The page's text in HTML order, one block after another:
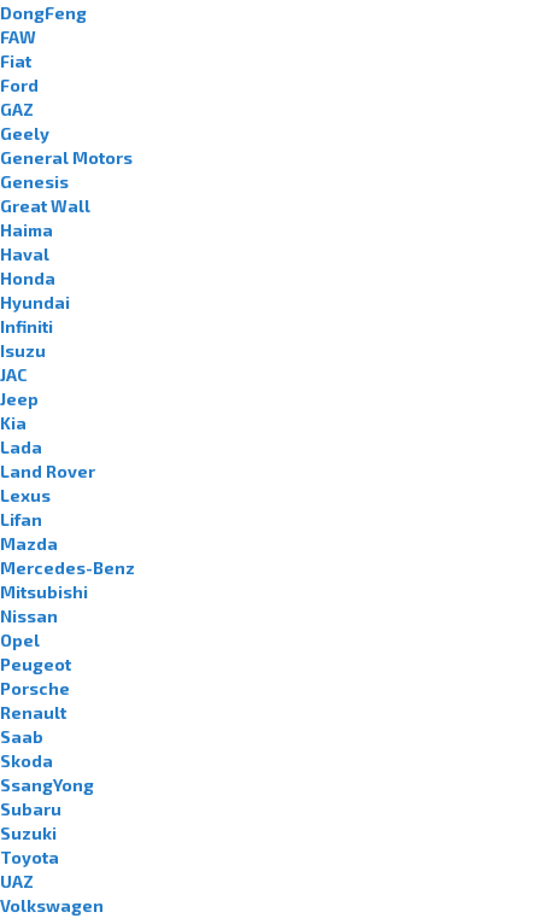
DongFeng
FAW
Fiat
Ford
GAZ
Geely
General Motors
Genesis
Great Wall
Haima
Haval
Honda
Hyundai
Infiniti
Isuzu
JAC
Jeep
Kia
Lada
Land Rover
Lexus
Lifan
Mazda
Mercedes-Benz
Mitsubishi
Nissan
Opel
Peugeot
Porsche
Renault
Saab
Skoda
SsangYong
Subaru
Suzuki
Toyota
UAZ
Volkswagen